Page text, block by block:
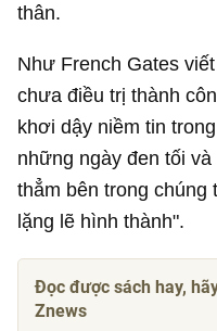
thân.
Như French Gates
chưa điều trị thành
khơi dậy niềm tin
những ngày đen tối
thẳm bên trong
lặng lẽ hình thành".
Đọc được sách hay,
Znews